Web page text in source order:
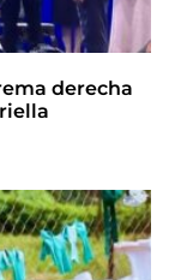
derecha